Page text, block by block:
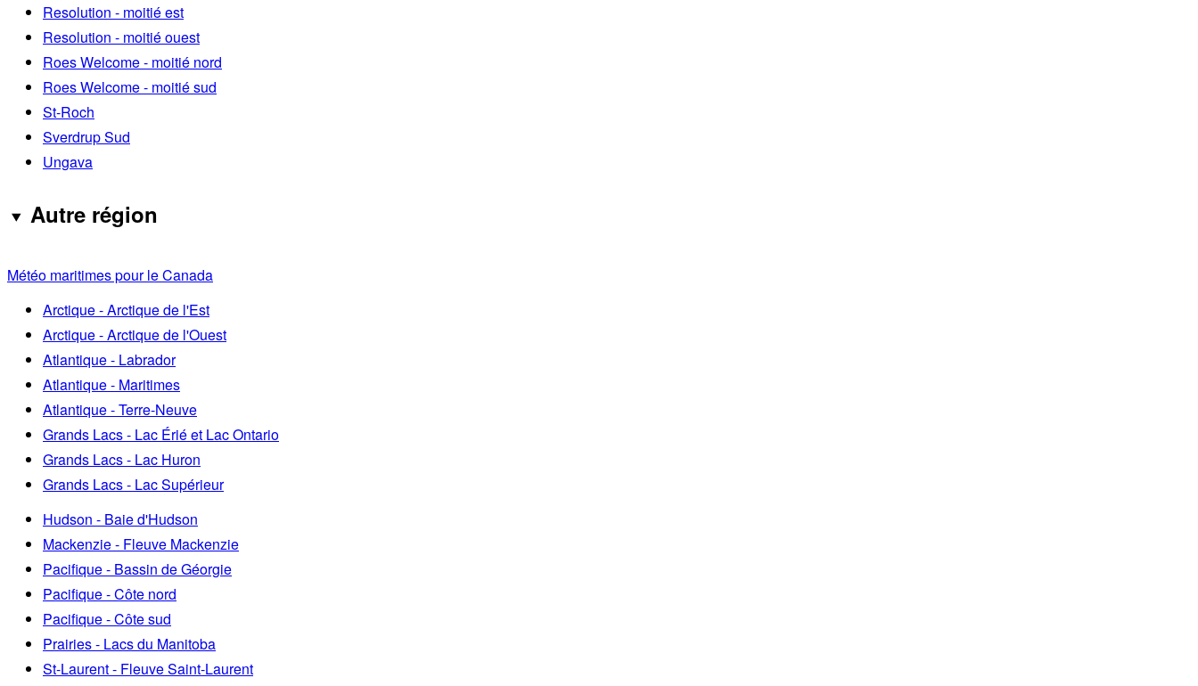
Resolution - moitié est
Resolution - moitié ouest
Roes Welcome - moitié nord
Roes Welcome - moitié sud
St-Roch
Sverdrup Sud
Ungava
Autre région
Météo maritimes pour le Canada
Arctique - Arctique de l'Est
Arctique - Arctique de l'Ouest
Atlantique - Labrador
Atlantique - Maritimes
Atlantique - Terre-Neuve
Grands Lacs - Lac Érié et Lac Ontario
Grands Lacs - Lac Huron
Grands Lacs - Lac Supérieur
Hudson - Baie d'Hudson
Mackenzie - Fleuve Mackenzie
Pacifique - Bassin de Géorgie
Pacifique - Côte nord
Pacifique - Côte sud
Prairies - Lacs du Manitoba
St-Laurent - Fleuve Saint-Laurent